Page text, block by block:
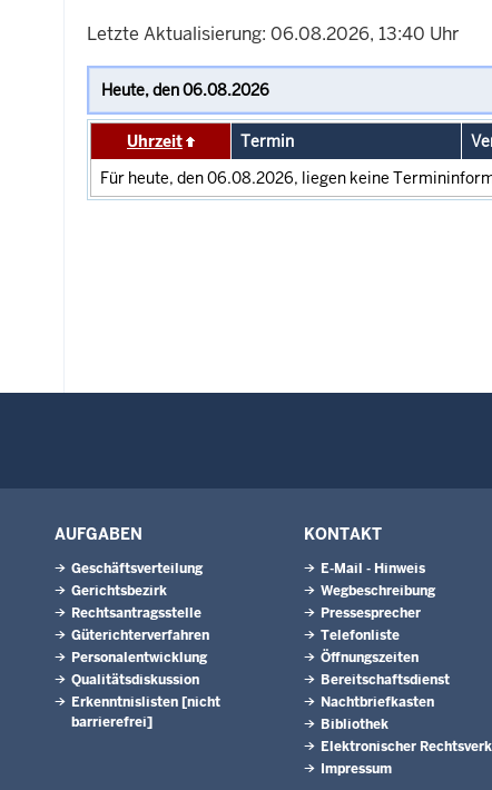
Letzte Aktualisierung: 06.08.2026, 13:40 Uhr
Uhrzeit Termin
Für heute, den 06.08.2026, liegen keine
AUFGABEN
Geschäftsverteilung
Gerichtsbezirk
Rechtsantragsstelle
Güterichterverfahren
Personalentwicklung
Qualitätsdiskussion
Erkenntnislisten [nicht
barrierefrei]
KONTAKT
E-Mail - Hinweis
Wegbeschreibung
Pressesprecher
Telefonliste
Öffnungszeiten
Bereitschaftsdienst
Nachtbriefkasten
Bibliothek
Elektronischer
Impressum